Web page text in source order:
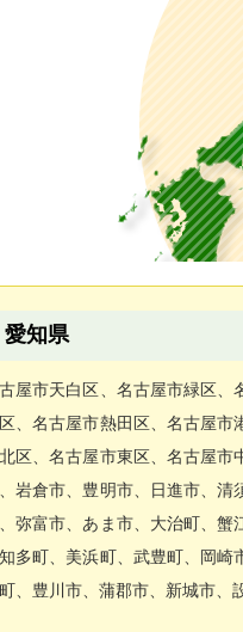
愛知県
屋市天白区、名古屋市緑区、
、名古屋市熱田区、名古屋市
区、名古屋市東区、名古屋市
岩倉市、豊明市、日進市、清
弥富市、あま市、大治町、蟹
多町、美浜町、武豊町、岡崎
、豊川市、蒲郡市、新城市、